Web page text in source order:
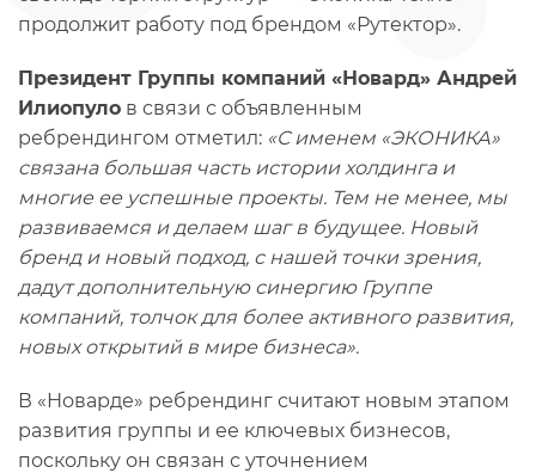
продолжит работу под брендом «Рутектор».
Президент Группы компаний «Новард» Андрей
Илиопуло в связи с объявленным
ребрендингом отметил: «С именем «ЭКОНИКА»
связана большая часть истории холдинга и
многие ее успешные проекты. Тем не менее, мы
развиваемся и делаем шаг в будущее. Новый
бренд и новый подход, с нашей точки зрения,
дадут дополнительную синергию Группе
компаний, толчок для более активного развития,
новых открытий в мире бизнеса».
В «Новарде» ребрендинг считают новым этапом
развития группы и ее ключевых бизнесов,
поскольку он связан с уточнением